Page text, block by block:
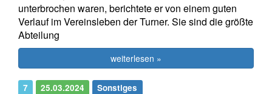
unterbrochen waren, berichtete er von einem guten
Verlauf im Vereinsleben der Turner. Sie sind die größte
Abteilung
weiterlesen »
7 25.03.2024 Sonstiges